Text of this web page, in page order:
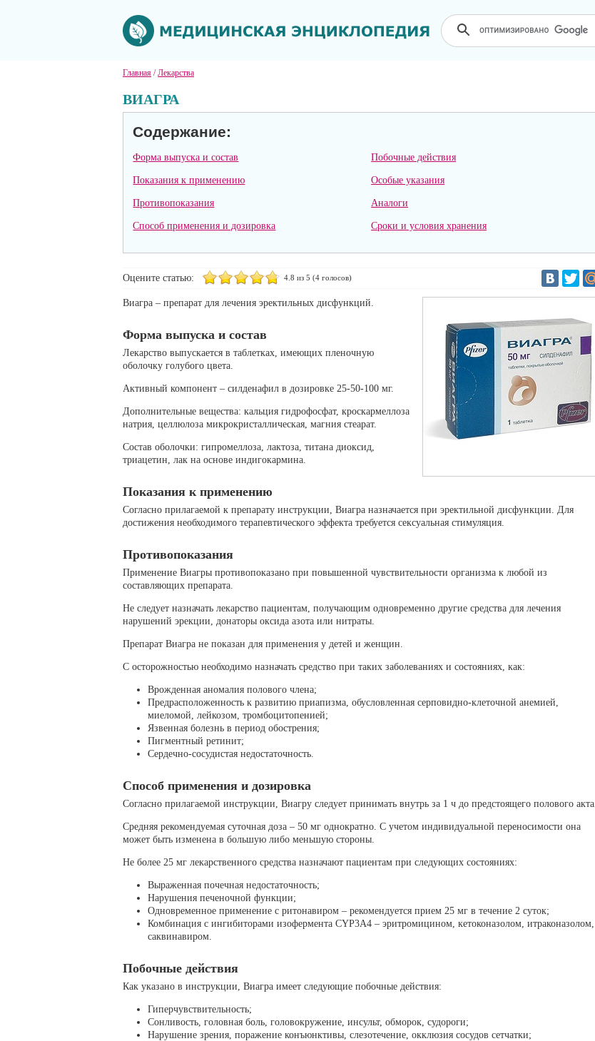
Главная /Лекарства
ВИАГРА
Содержание:
Форма выпуска и состав
Показания к применению
Противопоказания
Способ применения и дозировка
Побочные действия
Особые указания
Аналоги
Сроки и условия хранения
Оцените статью: 4.8 из 5 (4 голосов)
Виагра – препарат для лечения эректильных дисфункций.
Форма выпуска и состав
Лекарство выпускается в таблетках, имеющих пленочную
оболочку голубого цвета.
Активный компонент – силденафил в дозировке 25-50-100 мг.
Дополнительные вещества: кальция гидрофосфат, кроскармеллоза
натрия, целлюлоза микрокристаллическая, магния стеарат.
Состав оболочки: гипромеллоза, лактоза, титана диоксид,
триацетин, лак на основе индигокармина.
Показания к применению
Согласно прилагаемой к препарату инструкции, Виагра назначается при эректильной дисфункции. Для
достижения необходимого терапевтического эффекта требуется сексуальная стимуляция.
Противопоказания
Применение Виагры противопоказано при повышенной чувствительности организма к любой из
составляющих препарата.
Не следует назначать лекарство пациентам, получающим одновременно другие средства для лечения
нарушений эрекции, донаторы оксида азота или нитраты.
Препарат Виагра не показан для применения у детей и женщин.
С осторожностью необходимо назначать средство при таких заболеваниях и состояниях, как:
Врожденная аномалия полового члена;
Предрасположенность к развитию приапизма, обусловленная серповидно-клеточной анемией,
миеломой, лейкозом, тромбоцитопенией;
Язвенная болезнь в период обострения;
Пигментный ретинит;
Сердечно-сосудистая недостаточность.
Способ применения и дозировка
Согласно прилагаемой инструкции, Виагру следует принимать внутрь за 1 ч до предстоящего полового акта.
Средняя рекомендуемая суточная доза – 50 мг однократно. С учетом индивидуальной переносимости она
может быть изменена в большую либо меньшую стороны.
Не более 25 мг лекарственного средства назначают пациентам при следующих состояниях:
Выраженная почечная недостаточность;
Нарушения печеночной функции;
Одновременное применение с ритонавиром – рекомендуется прием 25 мг в течение 2 суток;
Комбинация с ингибиторами изофермента CYP3A4 – эритромицином, кетоконазолом, итраконазолом,
саквинавиром.
Побочные действия
Как указано в инструкции, Виагра имеет следующие побочные действия:
Гиперчувствительность;
Сонливость, головная боль, головокружение, инсульт, обморок, судороги;
Нарушение зрения, поражение конъюнктивы, слезотечение, окклюзия сосудов сетчатки;